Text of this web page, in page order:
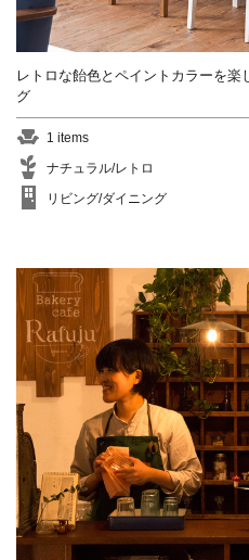
レトロな飴色とペイントカラーを
グ
1 items
ナチュラル/レトロ
リビング/ダイニング